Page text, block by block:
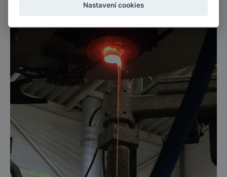
Nastavení cookies